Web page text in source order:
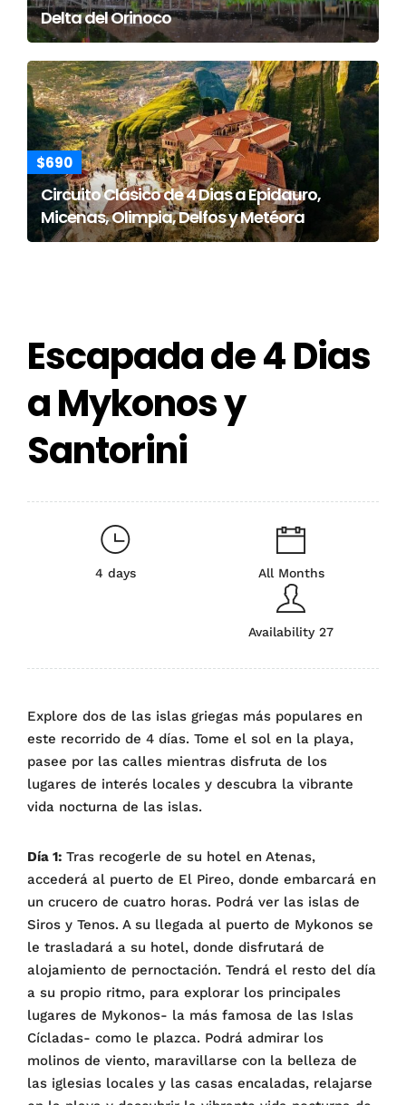
Delta del Orinoco
$690
Circuito Clásico de 4 Dias a Epidauro,
Micenas, Olimpia, Delfos y Metéora
Escapada de 4 Dias
a Mykonos y
Santorini
4 days All Months
Availability 27
Explore dos de las islas griegas más populares en
este recorrido de 4 días. Tome el sol en la playa,
pasee por las calles mientras disfruta de los
lugares de interés locales y descubra la vibrante
vida nocturna de las islas.
Día 1: Tras recogerle de su hotel en Atenas,
accederá al puerto de El Pireo, donde embarcará en
un crucero de cuatro horas. Podrá ver las islas de
Siros y Tenos. A su llegada al puerto de Mykonos se
le trasladará a su hotel, donde disfrutará de
alojamiento de pernoctación. Tendrá el resto del día
a su propio ritmo, para explorar los principales
lugares de Mykonos- la más famosa de las Islas
Cícladas- como le plazca. Podrá admirar los
molinos de viento, maravillarse con la belleza de
las iglesias locales y las casas encaladas, relajarse